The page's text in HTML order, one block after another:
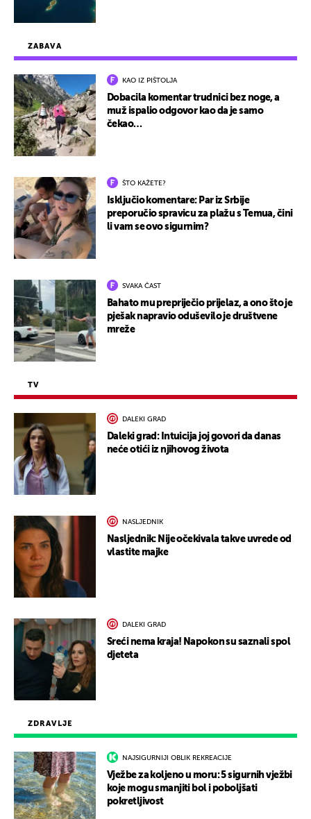
ZDRAVLJE
NAJSIGURNIJI OBLIK REKREACIJE
Vježbe za koljeno u moru: 5 sigurnih vježbi
koje mogu smanjiti bol i poboljšati
pokretljivost
ZABAVA
KAO IZ PIŠTOLJA
Dobacila komentar trudnici bez noge, a
muž ispalio odgovor kao da je samo
čekao…
ŠTO KAŽETE?
Isključio komentare: Par iz Srbije
preporučio spravicu za plažu s Temua, čini
li vam se ovo sigurnim?
SVAKA ČAST
Bahato mu prepriječio prijelaz, a ono što je
pješak napravio oduševilo je društvene
mreže
TV
DALEKI GRAD
Daleki grad: Intuicija joj govori da danas
neće otići iz njihovog života
NASLJEDNIK
Nasljednik: Nije očekivala takve uvrede od
vlastite majke
DALEKI GRAD
Sreći nema kraja! Napokon su saznali spol
djeteta